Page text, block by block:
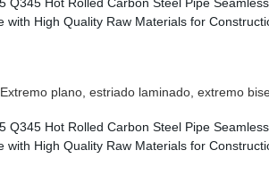
Extremo plano, estriado laminado, extremo